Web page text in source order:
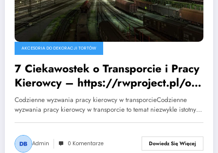
AKCESORIA DO DEKORACJI TORTÓW
7 Ciekawostek o Transporcie i Pracy
Kierowcy – https://rwproject.pl/o-
firmie/
Codzienne wyzwania pracy kierowcy w transporcieCodzienne
wyzwania pracy kierowcy w transporcie to temat niezwykle istotny…
Admin 0 Komentarze Dowiedz Się Więcej